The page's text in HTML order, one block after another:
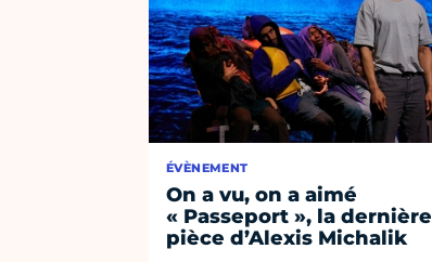
ÉVÈNEMENT
On a vu, on a aimé
« Passeport », la dernière
pièce d’Alexis Michalik